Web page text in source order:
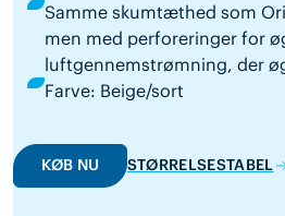
Samme skumtæthed som
men med perforeringer for
luftgennemstrømning, der
Farve: Beige/sort
KØB NU STØRRELSESTABEL